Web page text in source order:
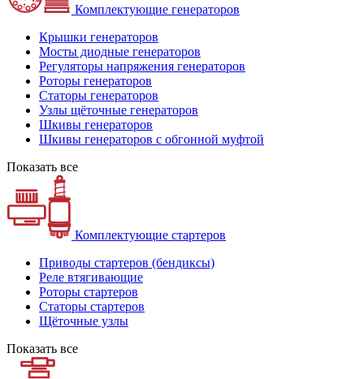
Комплектующие генераторов
Крышки генераторов
Мосты диодные генераторов
Регуляторы напряжения генераторов
Роторы генераторов
Статоры генераторов
Узлы щёточные генераторов
Шкивы генераторов
Шкивы генераторов с обгонной муфтой
Показать все
Комплектующие стартеров
Приводы стартеров (бендиксы)
Реле втягивающие
Роторы стартеров
Статоры стартеров
Щёточные узлы
Показать все